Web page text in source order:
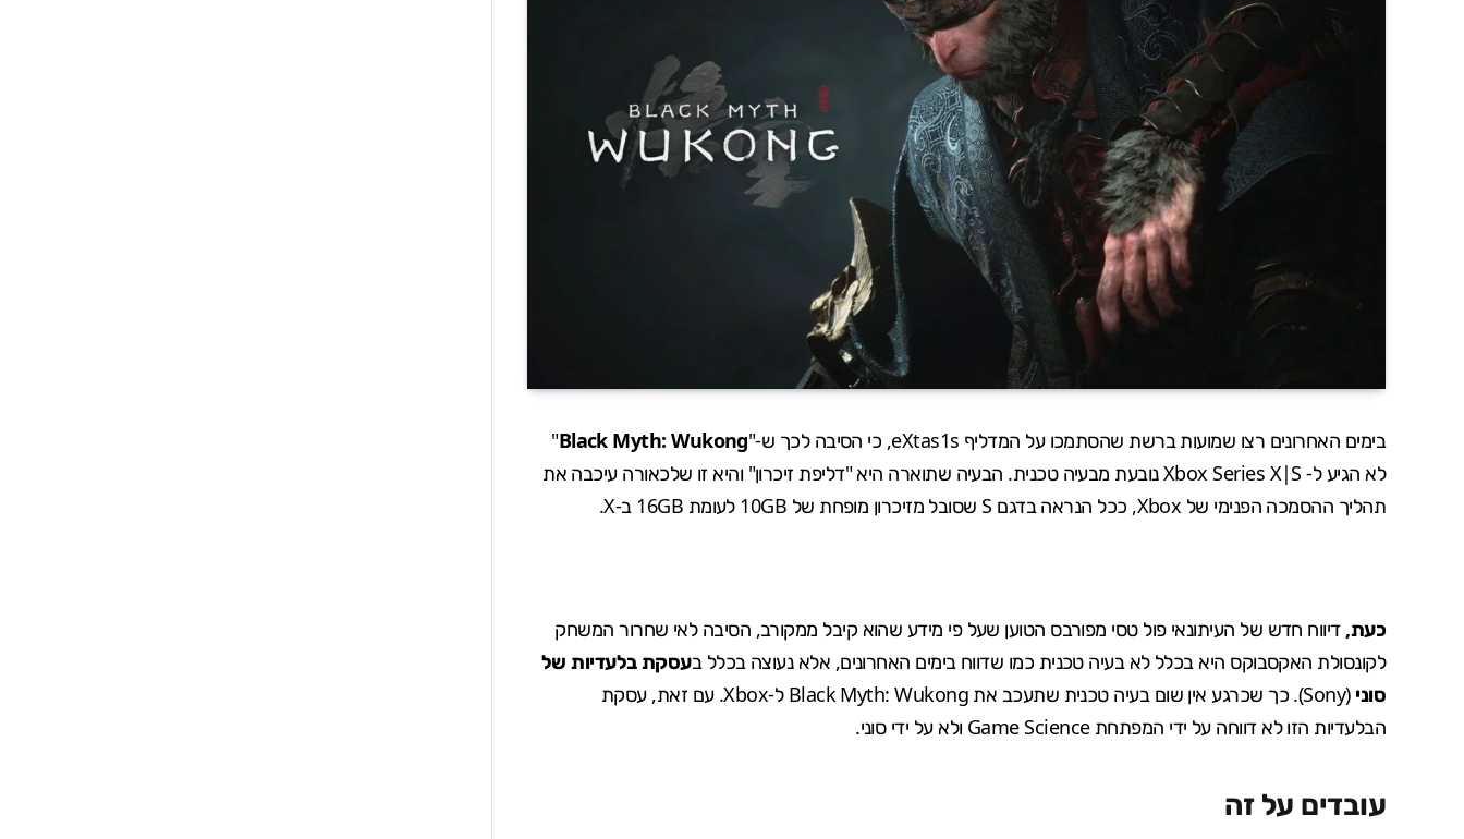
בימים האחרונים רצו שמועות ברשת שהסתמכו על המדליף eXtas1s, כי הסיבה לכך ש-"Black Myth: Wukong
"
לא הגיע ל- Xbox Series X|Sנובעת מבעיה טכנית. הבעיה שתוארה היא "דליפת זיכרון" והיא זו שלכאורה עיכבה את
תהליך ההסמכה הפנימי של Xbox, ככל הנראה בדגם S שסובל מזיכרון מופחת של 10GB לעומת 16GB ב-X.
כעת, דיווח חדש של העיתונאי פול טסי מפורבס הטוען שעל פי מידע שהוא קיבל ממקורב, הסיבה לאי שחרור המשחק
לקונסולת האקסבוקס היא בכלל לא בעיה טכנית כמו שדווח בימים האחרונים, אלא נעוצה בכלל בעסקת בלעדיות של
סוני(
Sony
). כך שכרגע אין שום בעיה טכנית שתעכב את Black Myth: Wukong ל-Xbox. עם זאת, עסקת
הבלעדיות הזו לא דווחה על ידי המפתחת Game Science ולא על ידי סוני.
עובדים על זה